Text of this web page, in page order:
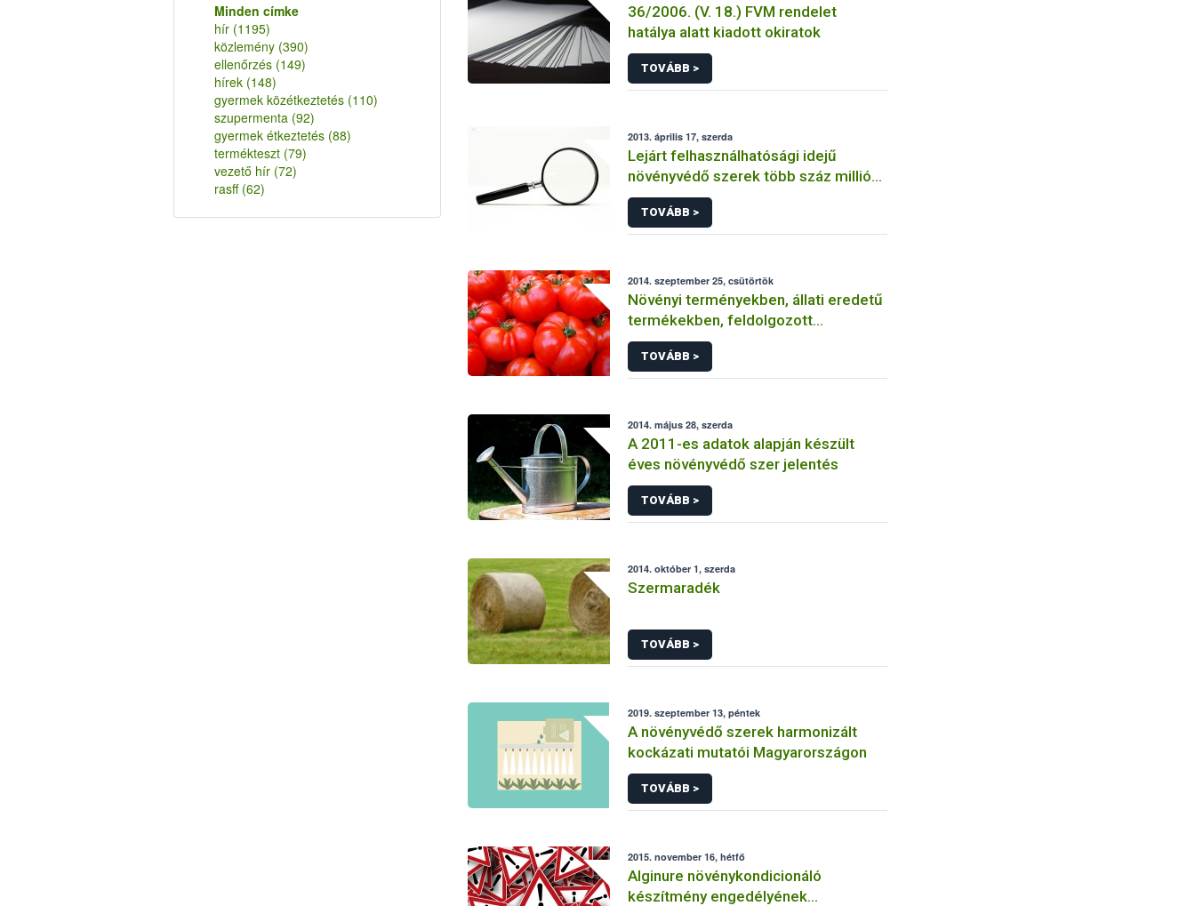
Minden címke
hír (1195)
közlemény (390)
ellenőrzés (149)
hírek (148)
gyermek közétkeztetés (110)
szupermenta (92)
gyermek étkeztetés (88)
termékteszt (79)
vezető hír (72)
rasff (62)
36/2006. (V. 18.) FVM rendelet
hatálya alatt kiadott okiratok
TOVÁBB >
2013. április 17, szerda
Lejárt felhasználhatósági idejű
növényvédő szerek több száz milliós
forgalmát derítette fel a NÉBIH
TOVÁBB >
2014. szeptember 25, csütörtök
Növényi terményekben, állati eredetű
termékekben, feldolgozott
élelmiszerekben
TOVÁBB >
2014. május 28, szerda
A 2011-es adatok alapján készült
éves növényvédő szer jelentés
TOVÁBB >
2014. október 1, szerda
Szermaradék
TOVÁBB >
2019. szeptember 13, péntek
A növényvédő szerek harmonizált
kockázati mutatói Magyarországon
TOVÁBB >
2015. november 16, hétfő
Alginure növénykondicionáló
készítmény engedélyének